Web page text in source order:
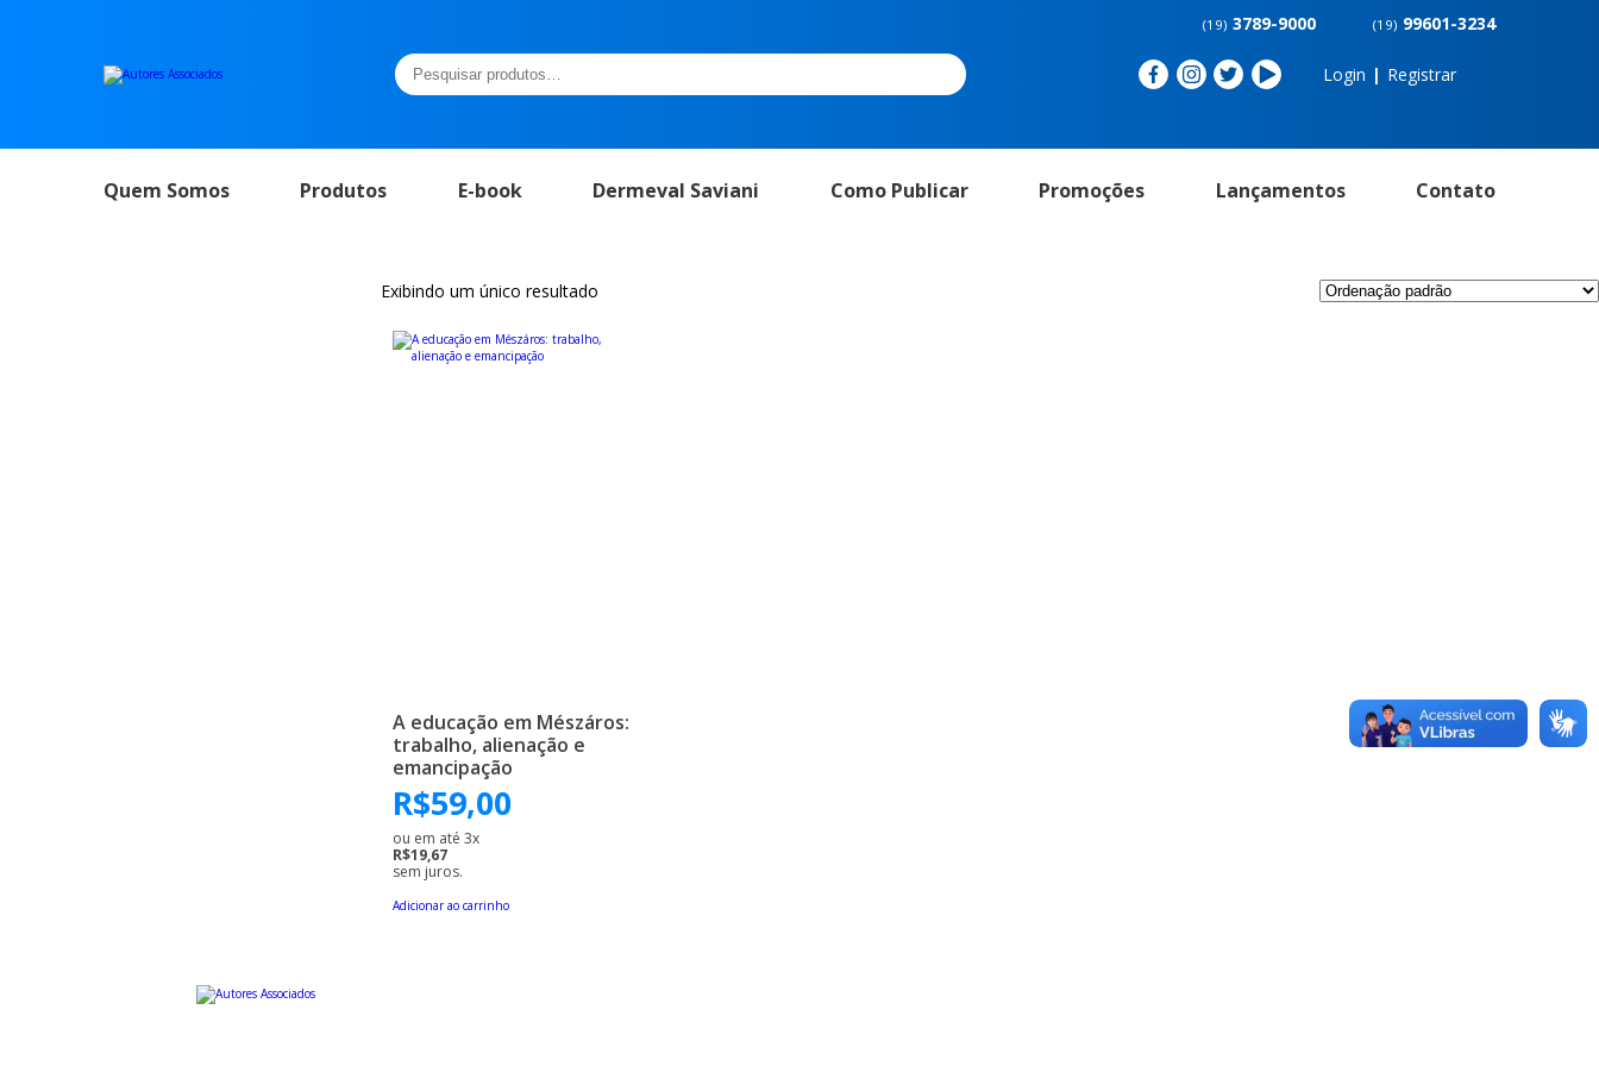
(19) 3789-9000 (19) 99601-3234
Pesquisar
por:
Login | Registrar
Quem Somos Produtos E-book Dermeval Saviani Como Publicar Promoções Lançamentos Contato
Exibindo um único resultado
A educação em Mészáros:
trabalho, alienação e
emancipação
R$59,00
ou em até 3x
R$19,67
sem juros.
Adicionar ao carrinho